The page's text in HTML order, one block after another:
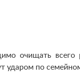
очищать
ударом по